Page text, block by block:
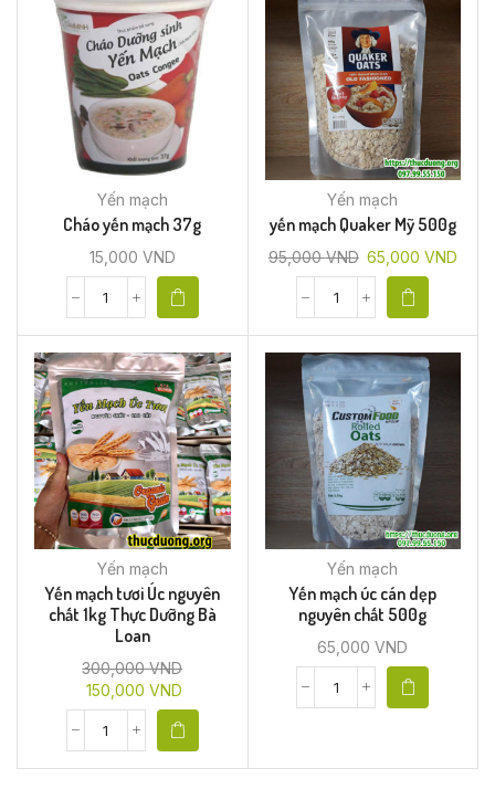
Yến mạch
Cháo yến mạch 37g
15,000 VND
Yến mạch
yến mạch Quaker Mỹ 500g
95,000VND 65,000 VND
Yến mạch
Yến mạch tươi Úc nguyên
chất 1kg Thực Dưỡng Bà
Loan
300,000VND
150,000 VND
Yến mạch
Yến mạch úc cán dẹp
nguyên chất 500g
65,000VND